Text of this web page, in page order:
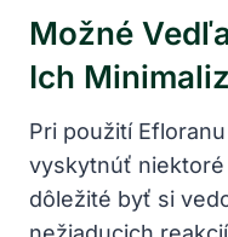
Možné
Ich
Pri použití
vyskytnúť
dôležité byť si